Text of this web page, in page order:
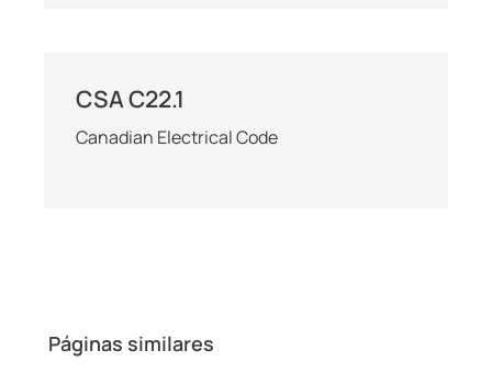
CSA C22.1
Canadian Electrical Code
Páginas similares